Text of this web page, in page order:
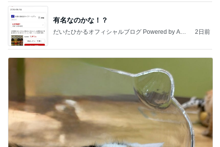
有名なのかな！？
だいたひかるオフィシャルブログ Powered by Ame
2日前